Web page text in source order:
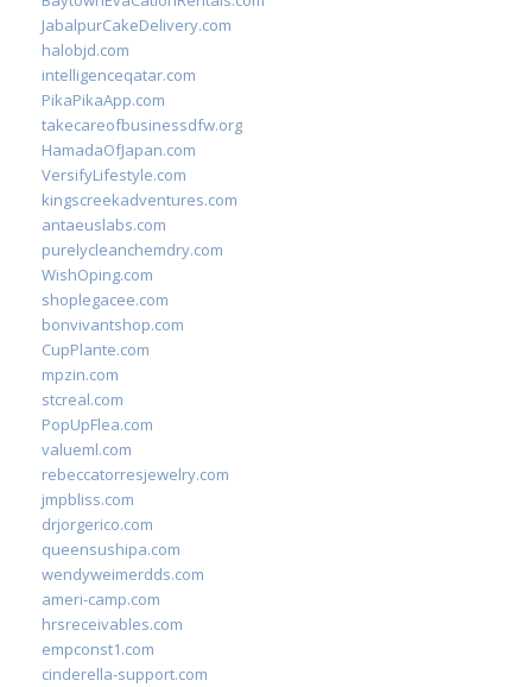
JabalpurCakeDelivery.com
halobjd.com
intelligenceqatar.com
PikaPikaApp.com
takecareofbusinessdfw.org
HamadaOfJapan.com
VersifyLifestyle.com
kingscreekadventures.com
antaeuslabs.com
purelycleanchemdry.com
WishOping.com
shoplegacee.com
bonvivantshop.com
CupPlante.com
mpzin.com
stcreal.com
PopUpFlea.com
valueml.com
rebeccatorresjewelry.com
jmpbliss.com
drjorgerico.com
queensushipa.com
wendyweimerdds.com
ameri-camp.com
hrsreceivables.com
empconst1.com
cinderella-support.com